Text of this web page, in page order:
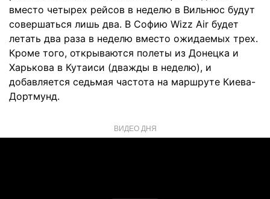
вместо четырех рейсов в неделю в Вильнюс будут
совершаться лишь два. В Софию Wizz Air будет
летать два раза в неделю вместо ожидаемых трех.
Кроме того, открываются полеты из Донецка и
Харькова в Кутаиси (дважды в неделю), и
добавляется седьмая частота на маршруте Киева-
Дортмунд.
ВИДЕО ДНЯ